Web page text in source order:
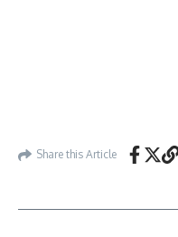
Share this Article